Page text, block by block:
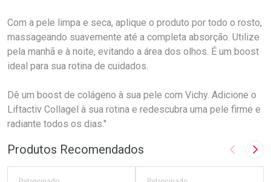
Com a pele limpa e seca, aplique o produto por todo o rosto,
massageando suavemente até a completa absorção. Utilize
pela manhã e à noite, evitando a área dos olhos. É um boost
ideal para sua rotina de cuidados.
Dê um boost de colágeno à sua pele com Vichy. Adicione o
Liftactiv Collagel à sua rotina e redescubra uma pele firme e
radiante todos os dias."
Produtos Recomendados Imagem